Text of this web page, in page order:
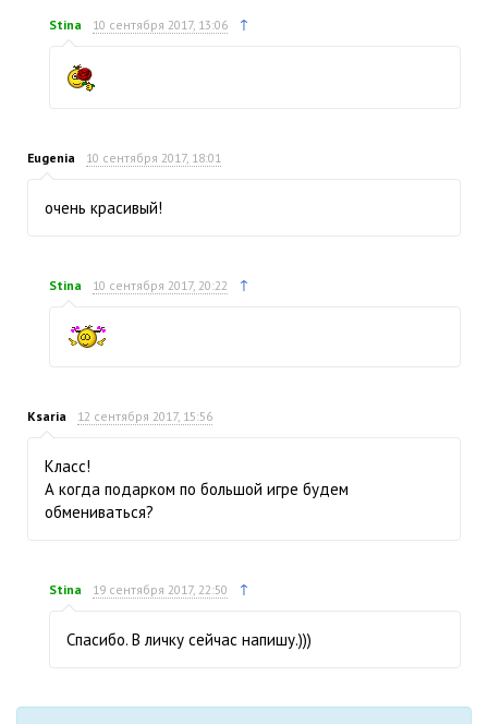
Stina 10 сентября 2017, 13:06 ↑
Eugenia 10 сентября 2017, 18:01
очень красивый!
Stina 10 сентября 2017, 20:22 ↑
Ksaria 12 сентября 2017, 15:56
Класс!
А когда подарком по большой игре будем
обмениваться?
Stina 19 сентября 2017, 22:50 ↑
Спасибо. В личку сейчас напишу.)))